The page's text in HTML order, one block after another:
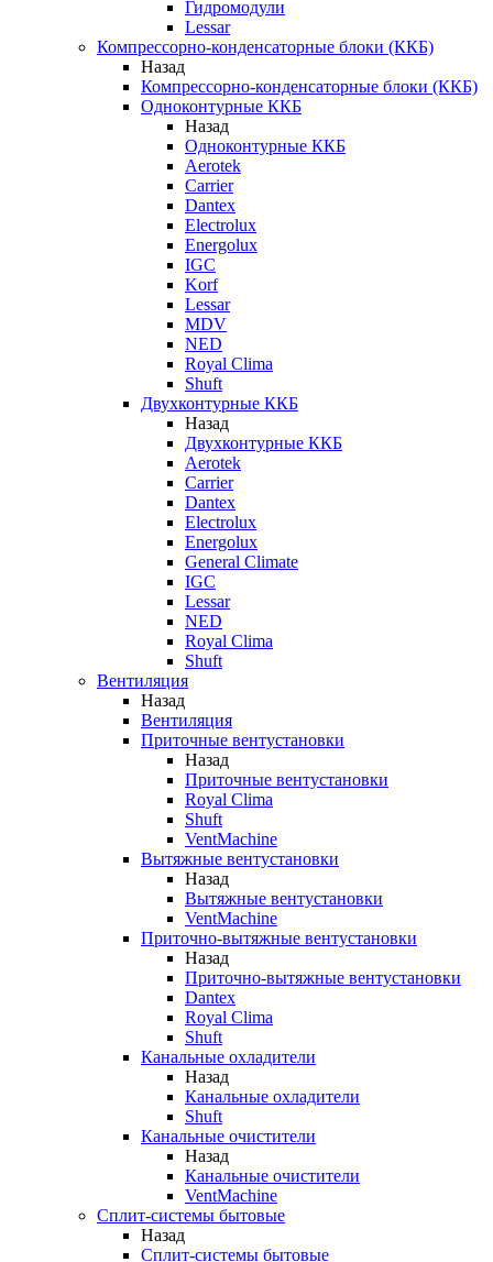
Гидромодули
Lessar
Компрессорно-конденсаторные блоки (ККБ)
Назад
Компрессорно-конденсаторные блоки (ККБ)
Одноконтурные ККБ
Назад
Одноконтурные ККБ
Aerotek
Carrier
Dantex
Electrolux
Energolux
IGC
Korf
Lessar
MDV
NED
Royal Clima
Shuft
Двухконтурные ККБ
Назад
Двухконтурные ККБ
Aerotek
Carrier
Dantex
Electrolux
Energolux
General Climate
IGC
Lessar
NED
Royal Clima
Shuft
Вентиляция
Назад
Вентиляция
Приточные вентустановки
Назад
Приточные вентустановки
Royal Clima
Shuft
VentMachine
Вытяжные вентустановки
Назад
Вытяжные вентустановки
VentMachine
Приточно-вытяжные вентустановки
Назад
Приточно-вытяжные вентустановки
Dantex
Royal Clima
Shuft
Канальные охладители
Назад
Канальные охладители
Shuft
Канальные очистители
Назад
Канальные очистители
VentMachine
Сплит-системы бытовые
Назад
Сплит-системы бытовые